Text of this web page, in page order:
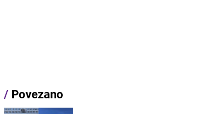
/ Povezano